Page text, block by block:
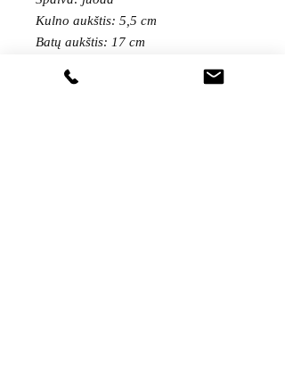
Kulno aukštis: 5,5 cm
Batų aukštis: 17 cm